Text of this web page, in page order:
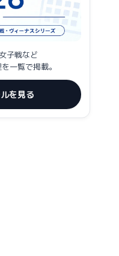
子戦など
一覧で掲載。
を見る